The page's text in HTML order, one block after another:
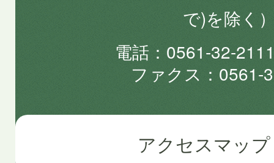
で)を除く
電話
0561-32-
ファクス
0561-
アクセスマップ